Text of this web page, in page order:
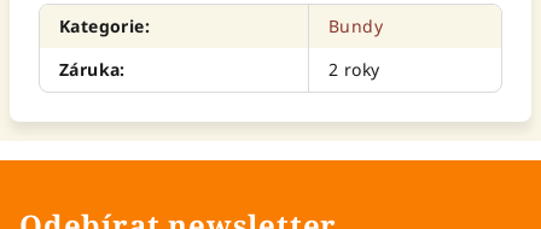
Kategorie:
Bundy
Záruka: 2 roky